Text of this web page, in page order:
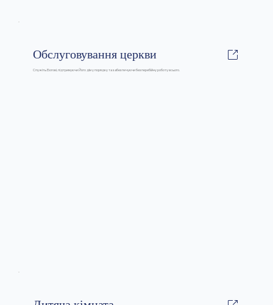
Обслуговування церкви
Служіть Богові, підтримуючи Його дім у порядку та забезпечуючи безперебійну роботу всього.